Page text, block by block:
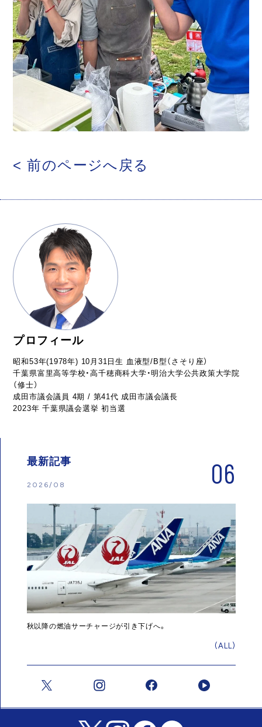
< 前のページへ戻る
プロフィール
昭和53年(1978年) 10月31日生 血液型/B型（さそり座）
千葉県富里高等学校・高千穂商科大学・明治大学公共政策大学院
（修士）
成田市議会議員 4期 / 第41代 成田市議会議長
2023年 千葉県議会選挙 初当選
最新記事
2026/08 06
秋以降の燃油サーチャージが引き下げへ。
(ALL)